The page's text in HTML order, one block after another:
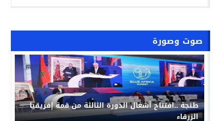
صوت وصورة
حملة “فخورون_بملكنا” تجتاح مواقع التواصل بالمغرب:
رد حضاري على حملات التشويش الإعلامي